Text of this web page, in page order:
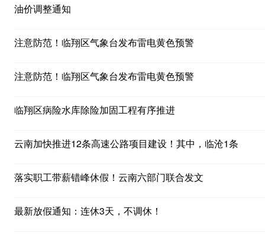
油价调整通知
注意防范！临翔区气象台发布雷电黄色预警
注意防范！临翔区气象台发布雷电黄色预警
临翔区病险水库除险加固工程有序推进
云南加快推进12条高速公路项目建设！其中，临沧1条
落实职工带薪错峰休假！云南六部门联合发文
最新放假通知：连休3天，不调休！